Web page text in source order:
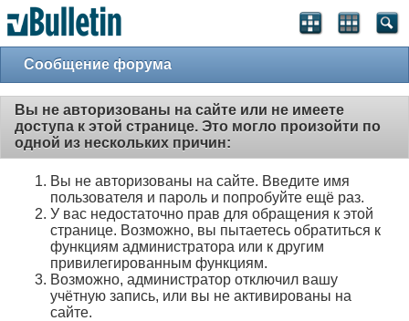
Сообщение форума
Вы не авторизованы на сайте или не имеете
доступа к этой странице. Это могло произойти по
одной из нескольких причин:
Вы не авторизованы на сайте. Введите имя
пользователя и пароль и попробуйте ещё раз.
У вас недостаточно прав для обращения к этой
странице. Возможно, вы пытаетесь обратиться к
функциям администратора или к другим
привилегированным функциям.
Возможно, администратор отключил вашу
учётную запись, или вы не активированы на
сайте.